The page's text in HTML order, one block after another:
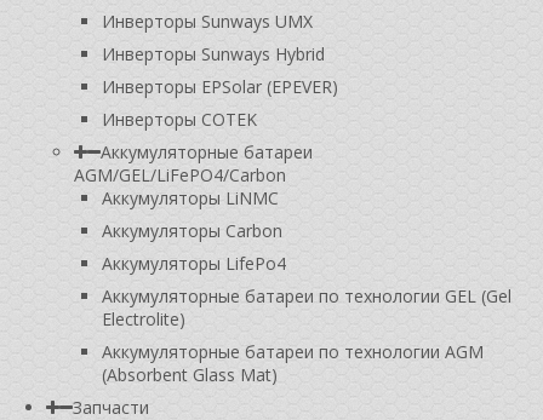
Инверторы Sunways UMX
Инверторы Sunways Hybrid
Инверторы EPSolar (EPEVER)
Инверторы COTEK
Аккумуляторные батареи
AGM/GEL/LiFePO4/Carbon
Аккумуляторы LiNMC
Аккумуляторы Carbon
Аккумуляторы LifePo4
Аккумуляторные батареи по технологии GEL (Gel
Electrolite)
Аккумуляторные батареи по технологии AGM
(Absorbent Glass Mat)
Запчасти